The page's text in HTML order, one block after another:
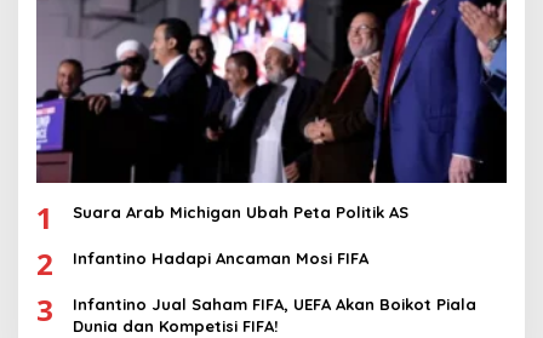
1 Suara Arab Michigan Ubah Peta Politik AS
2 Infantino Hadapi Ancaman Mosi FIFA
3
Infantino Jual Saham FIFA, UEFA Akan Boikot Piala
Dunia dan Kompetisi FIFA!